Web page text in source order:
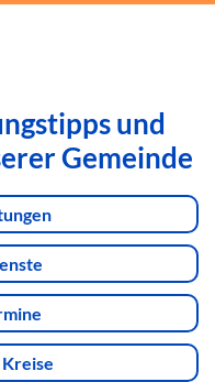
und
Gemeinde